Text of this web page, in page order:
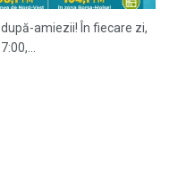
amiezii! În fiecare zi,